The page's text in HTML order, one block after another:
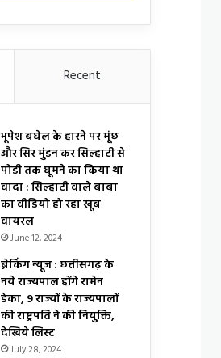
Recent
भूपेश बघेल के हारने पर मूंछ
और सिर मुंडन कर सिल्हाटी से
पोड़ी तक घूमने का किया था
वादा : सिल्हाटी वाले बाबा
का वीडियो हो रहा खूब
वायरल
June 12, 2024
ब्रेकिंग न्यूज : छत्तीसगढ़ के
नये राज्यपाल होंगे रामेन
डेका, 9 राज्यों के राज्यपालों
की राष्ट्रपति ने की नियुक्ति,
देखिये लिस्ट
July 28, 2024